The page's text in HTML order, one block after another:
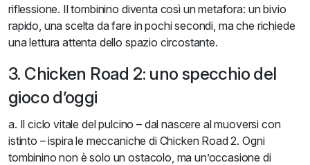
riflessione. Il tombinino diventa così un metafora: un bivio
rapido, una scelta da fare in pochi secondi, ma che richiede
una lettura attenta dello spazio circostante.
3. Chicken Road 2: uno specchio del
gioco d’oggi
a. Il ciclo vitale del pulcino – dal nascere al muoversi con
istinto – ispira le meccaniche di Chicken Road 2. Ogni
tombinino non è solo un ostacolo, ma un’occasione di